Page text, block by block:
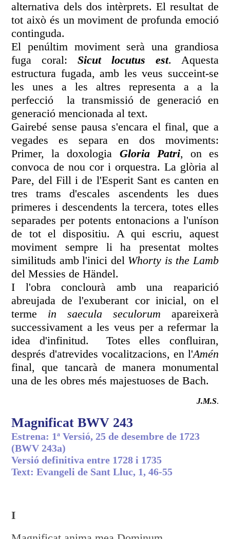
alternativa dels dos intèrprets. El resultat de
tot això és un moviment de profunda emoció
continguda.
El penúltim moviment serà una grandiosa
fuga coral:Sicut locutus est. Aquesta
estructura fugada, amb les veus succeint-se
les unes a les altres representa a a la
perfecció la transmissió de generació en
generació mencionada al text.
Gairebé sense pausa s'encara el final, que a
vegades es separa en dos moviments:
Primer, la doxologia Gloria Patri, on es
convoca de nou cor i orquestra. La glòria al
Pare, del Fill i de l'Esperit Sant es canten en
tres trams d'escales ascendents les dues
primeres i descendents la tercera, totes elles
separades per potents entonacions a l'uníson
de tot el dispositiu. A qui escriu, aquest
moviment sempre li ha presentat moltes
similituds amb l'inici del Whorty is the Lamb
del Messies de Händel.
I l'obra conclourà amb una reaparició
abreujada de l'exuberant cor inicial, on el
terme in saecula seculorum apareixerà
successivament a les veus per a refermar la
idea d'infinitud. Totes elles confluiran,
després d'atrevides vocalitzacions, en l'Amén
final, que tancarà de manera monumental
una de les obres més majestuoses de Bach.
J.M.S.
Magnificat BWV 243
Estrena: 1ª Versió, 25 de desembre de 1723
(BWV 243a)
Versió definitiva entre 1728 i 1735
Text: Evangeli de Sant Lluc, 1, 46-55
I